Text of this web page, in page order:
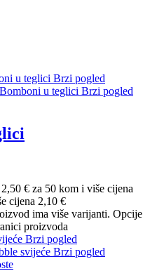
Brzi pogled
Brzi pogled
€ za 50 kom i više cijena
cijena 2,10 €
ima više varijanti. Opcije
proizvoda
Brzi pogled
Brzi pogled